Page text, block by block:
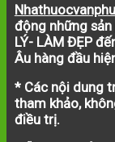
động những sản
LÝ- LÀM ĐẸP
Âu hàng đầu
* Các nội dung
tham khảo,
điều trị.